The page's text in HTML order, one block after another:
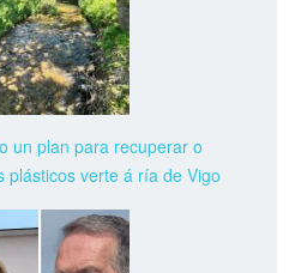
un plan para recuperar o
plásticos verte á ría de Vigo